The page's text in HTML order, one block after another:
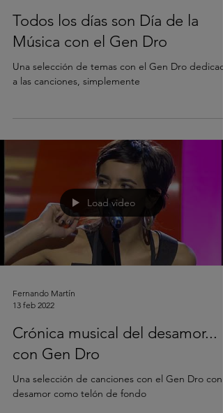
Todos los días son Día de la
Música con el Gen Dro
Una selección de temas con el Gen Dro
a las canciones, simplemente
Load video
Fernando Martín
13 feb 2022
Crónica musical del desamor...
con Gen Dro
Una selección de canciones con el Gen Dro con
desamor como telón de fondo